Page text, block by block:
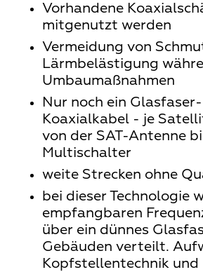
Vorhandene
mitgenutzt werden
Vermeidung von
Lärmbelästigung
Umbaumaßnahmen
Nur noch ein
Koaxialkabel - je
von der SAT-Antenne
Multischalter
weite Strecken ohne
bei dieser Technologie
empfangbaren
über ein dünnes
Gebäuden verteilt.
Kopfstellentechnik und